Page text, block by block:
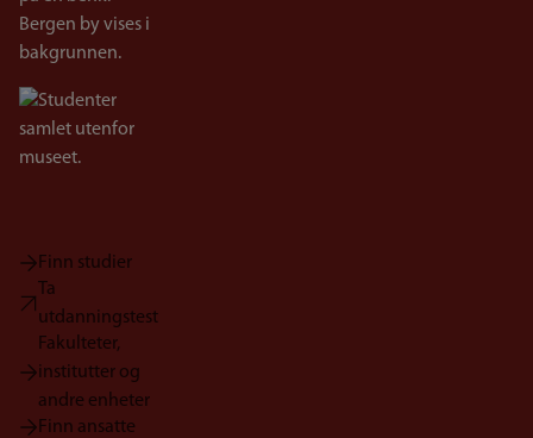
Bilde
Finn studier
Ta
utdanningstest
Fakulteter,
institutter og
andre enheter
Finn ansatte